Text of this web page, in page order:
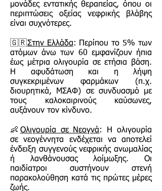
μονάδες εντατικής θεραπείας, όπου οι
περιπτώσεις οξείας νεφρικής βλάβης
είναι συχνότερες.
🇬🇷Στην Ελλάδα: Περίπου το 5% των
ατόμων άνω των 60 εμφανίζουν ήπια
έως μέτρια ολιγουρία σε ετήσια βάση.
Η αφυδάτωση και η λήψη
συγκεκριμένων φαρμάκων (π.χ.
διουρητικά, ΜΣΑΦ) σε συνδυασμό με
τους καλοκαιρινούς καύσωνες,
αυξάνουν τον κίνδυνο.
👶 Ολιγουρία σε Νεογνά: Η ολιγουρία
σε νεογέννητα ενδέχεται να αποτελεί
ένδειξη συγγενούς νεφρικής ανωμαλίας
ή λανθάνουσας λοίμωξης. Οι
παιδίατροι συστήνουν στενή
παρακολούθηση κατά τις πρώτες μέρες
ζωής.